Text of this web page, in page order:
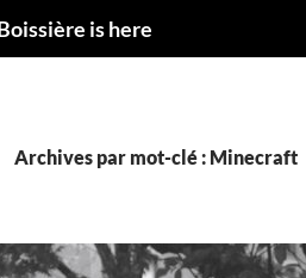
is here
Archives par mot-clé : Minecraft